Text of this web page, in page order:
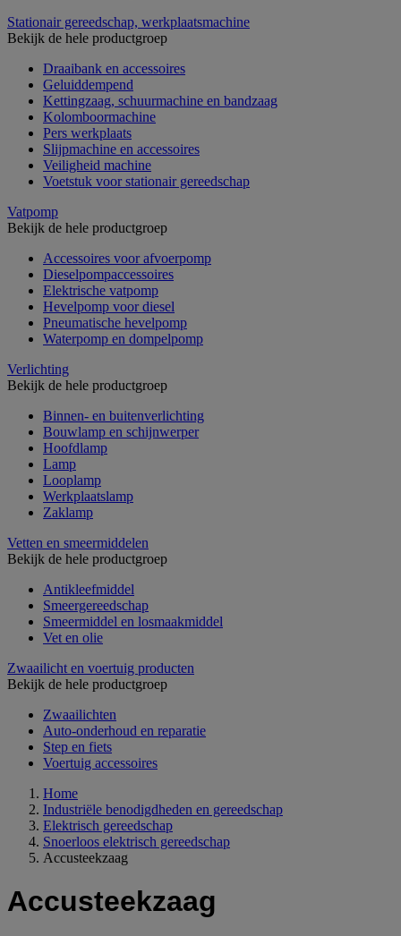
Stationair gereedschap, werkplaatsmachine
Bekijk de hele productgroep
Draaibank en accessoires
Geluiddempend
Kettingzaag, schuurmachine en bandzaag
Kolomboormachine
Pers werkplaats
Slijpmachine en accessoires
Veiligheid machine
Voetstuk voor stationair gereedschap
Vatpomp
Bekijk de hele productgroep
Accessoires voor afvoerpomp
Dieselpompaccessoires
Elektrische vatpomp
Hevelpomp voor diesel
Pneumatische hevelpomp
Waterpomp en dompelpomp
Verlichting
Bekijk de hele productgroep
Binnen- en buitenverlichting
Bouwlamp en schijnwerper
Hoofdlamp
Lamp
Looplamp
Werkplaatslamp
Zaklamp
Vetten en smeermiddelen
Bekijk de hele productgroep
Antikleefmiddel
Smeergereedschap
Smeermiddel en losmaakmiddel
Vet en olie
Zwaailicht en voertuig producten
Bekijk de hele productgroep
Zwaailichten
Auto-onderhoud en reparatie
Step en fiets
Voertuig accessoires
Home
Industriële benodigdheden en gereedschap
Elektrisch gereedschap
Snoerloos elektrisch gereedschap
Accusteekzaag
Accusteekzaag